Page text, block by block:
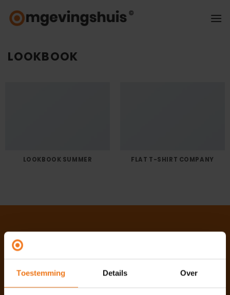
Toestemming Details Over
naar
LOOKBOOK
LOOKBOOK SUMMER FLAT T-SHIRT COMPANY
Vanuit ons platform biedt jij als